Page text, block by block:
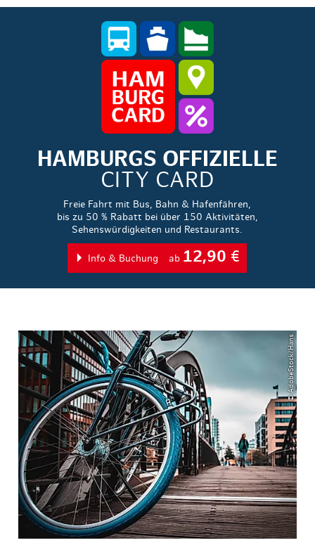
HAMBURGS OFFIZIELLE
CITY CARD
Freie Fahrt mit Bus, Bahn & Hafenfähren,
bis zu 50 % Rabatt bei über 150 Aktivitäten,
Sehenswürdigkeiten und Restaurants.
Info & Buchung ab 12,90 €
© AdobeStock/Hans